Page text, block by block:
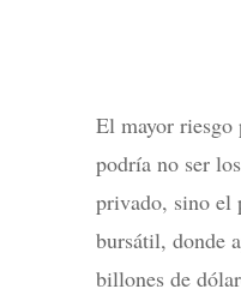
El mayor riesgo
podría no ser
privado, sino el
bursátil, donde
billones de